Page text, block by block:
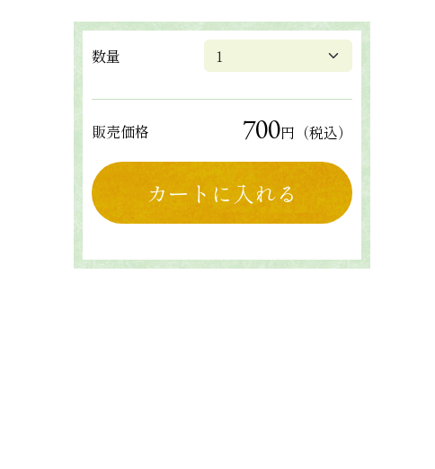
数量
販売価格 700円（税込）
カートに入れる